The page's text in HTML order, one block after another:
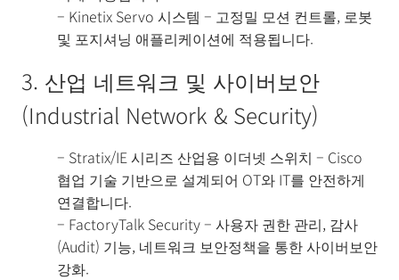
– Kinetix Servo 시스템 – 고정밀 모션 컨트롤, 로봇
및 포지셔닝 애플리케이션에 적용됩니다.
3. 산업 네트워크 및 사이버보안
(Industrial Network & Security)
– Stratix/IE 시리즈 산업용 이더넷 스위치 – Cisco
협업 기술 기반으로 설계되어 OT와 IT를 안전하게
연결합니다.
– FactoryTalk Security – 사용자 권한 관리, 감사
(Audit) 기능, 네트워크 보안정책을 통한 사이버보안
강화.